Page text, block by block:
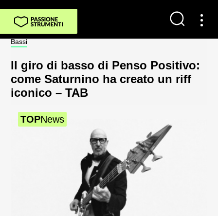
Bassi
Il giro di basso di Penso Positivo:
come Saturnino ha creato un riff
iconico – TAB
TOPNews